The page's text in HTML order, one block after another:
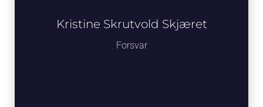
Kristine Skrutvold Skjæret
Forsvar